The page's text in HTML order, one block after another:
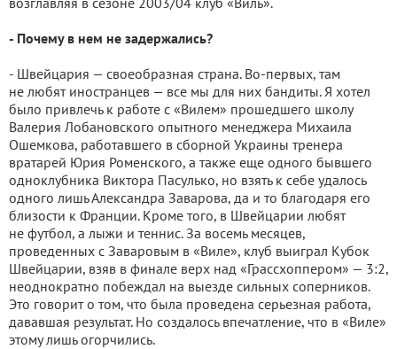
- Почему в нем не задержались?
- Швейцария — своеобразная страна. Во-первых, там
не любят иностранцев — все мы для них бандиты. Я хотел
было привлечь к работе с «Вилем» прошедшего школу
Валерия Лобановского опытного менеджера Михаила
Ошемкова, работавшего в сборной Украины тренера
вратарей Юрия Роменского, а также еще одного бывшего
одноклубника Виктора Пасулько, но взять к себе удалось
одного лишь Александра Заварова, да и то благодаря его
близости к Франции. Кроме того, в Швейцарии любят
не футбол, а лыжи и теннис. За восемь месяцев,
проведенных с Заваровым в «Виле», клуб выиграл Кубок
Швейцарии, взяв в финале верх над «Грассхоппером» — 3:2,
неоднократно побеждал на выезде сильных соперников.
Это говорит о том, что была проведена серьезная работа,
дававшая результат. Но создалось впечатление, что в «Виле»
этому лишь огорчились.